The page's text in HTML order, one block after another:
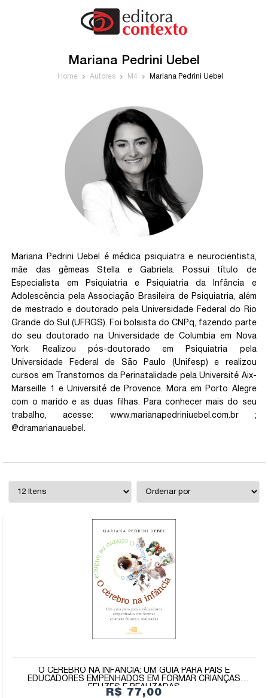
Mariana Pedrini Uebel
Home Autores M4 Mariana Pedrini Uebel
Mariana Pedrini Uebel
é médica psiquiatra e neurocientista,
mãe das gêmeas Stella e Gabriela. Possui título de
Especialista em Psiquiatria e Psiquiatria da Infância e
Adolescência pela Associação Brasileira de Psiquiatria, além
de mestrado e doutorado pela Universidade Federal do Rio
Grande do Sul (UFRGS). Foi bolsista do CNPq, fazendo parte
do seu doutorado na Universidade de Columbia em Nova
York. Realizou pós-doutorado em Psiquiatria pela
Universidade Federal de São Paulo (Unifesp) e realizou
cursos em Transtornos da Perinatalidade pela Université Aix-
Marseille 1 e Université de Provence. Mora em Porto Alegre
com o marido e as duas filhas. Para conhecer mais do seu
trabalho, acesse: www.marianapedriniuebel.com.br ;
@dramarianauebel.
O CÉREBRO NA INFÂNCIA: UM GUIA PARA PAIS E
EDUCADORES EMPENHADOS EM FORMAR CRIANÇAS
FELIZES E REALIZADAS
R$ 77,00